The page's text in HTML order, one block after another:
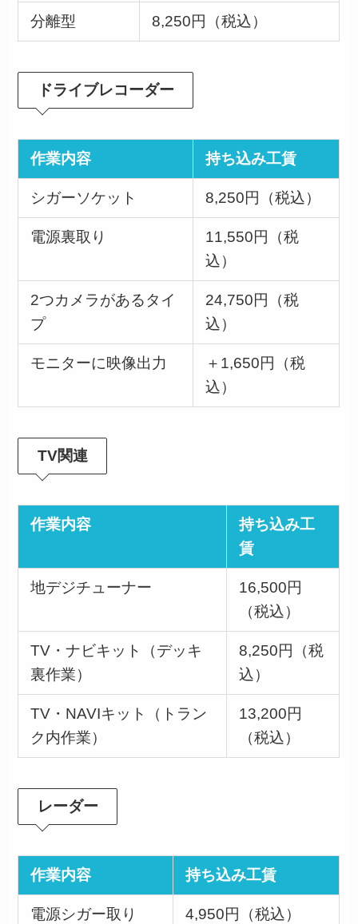
分離型 8,250円（税込）
ドライブレコーダー
作業内容 持ち込み工賃
シガーソケット 8,250円（税込）
電源裏取り
11,550円（税
込）
2つカメラがあるタイ
プ
24,750円（税
込）
モニターに映像出力
＋1,650円（税
込）
TV関連
作業内容
持ち込み工
賃
地デジチューナー
16,500円
（税込）
TV・ナビキット（デッキ
裏作業）
8,250円（税
込）
TV・NAVIキット（トラン
ク内作業）
13,200円
（税込）
レーダー
作業内容 持ち込み工賃
電源シガー取り 4,950円（税込）